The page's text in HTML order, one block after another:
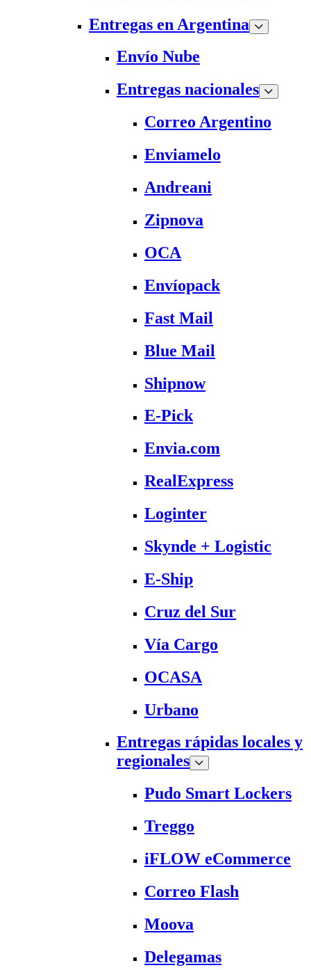
Entregas en Argentina
Envío Nube
Entregas nacionales
Correo Argentino
Enviamelo
Andreani
Zipnova
OCA
Envíopack
Fast Mail
Blue Mail
Shipnow
E-Pick
Envia.com
RealExpress
Loginter
Skynde + Logistic
E-Ship
Cruz del Sur
Vía Cargo
OCASA
Urbano
Entregas rápidas locales y
regionales
Pudo Smart Lockers
Treggo
iFLOW eCommerce
Correo Flash
Moova
Delegamas